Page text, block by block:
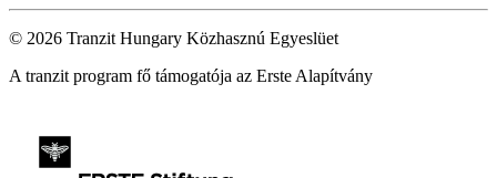
© 2026 Tranzit Hungary Közhasznú Egyeslüet
A tranzit program fő támogatója az Erste Alapítvány